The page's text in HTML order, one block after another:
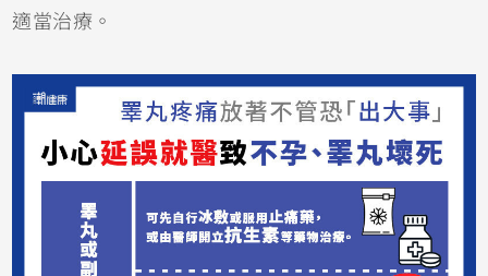
適當治療。